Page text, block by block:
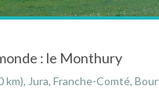
: le Monthury
Jura, Franche-Comté, Bourgogne-